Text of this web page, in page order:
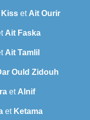
Kiss et Ait Ourir
Ait Faska
Ait Tamlil
Ould Zidouh
et Alnif
et Ketama